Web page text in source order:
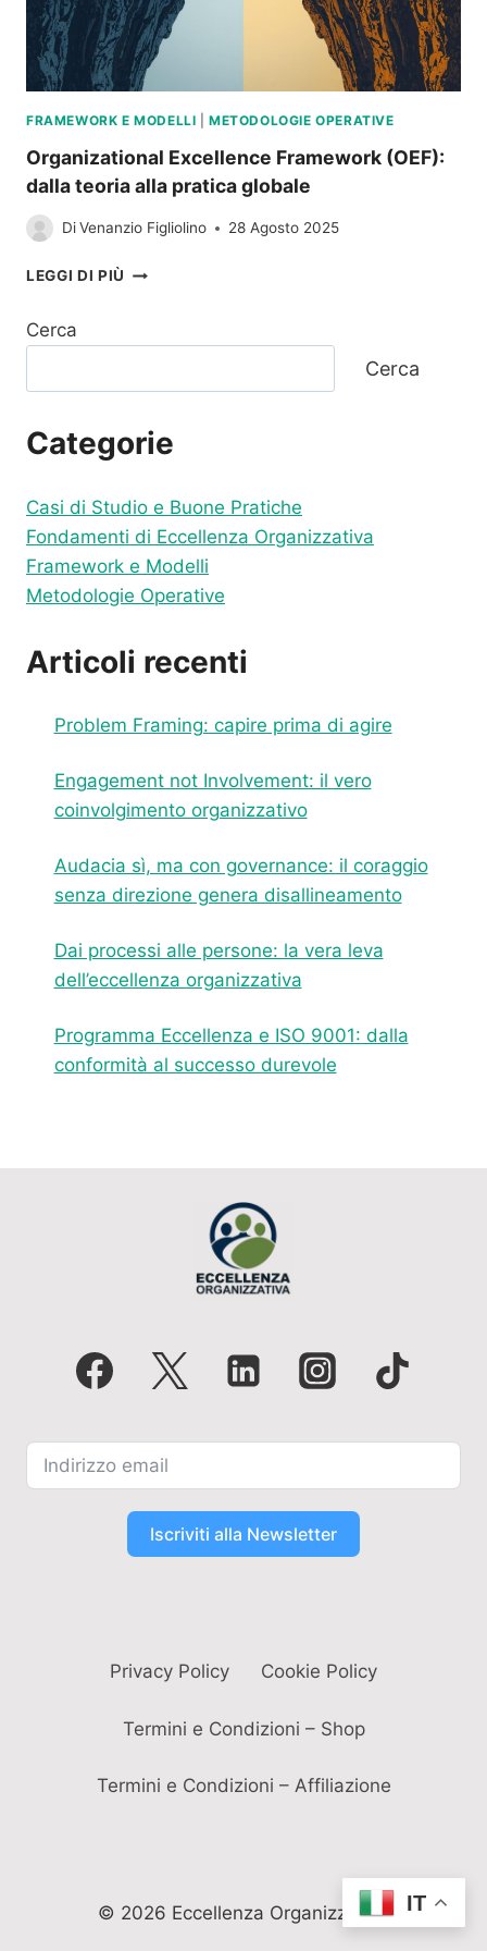
FRAMEWORK E MODELLI |METODOLOGIE OPERATIVE
Organizational Excellence Framework (OEF):
dalla teoria alla pratica globale
DiVenanzio Figliolino 28 Agosto 2025
LEGGI DI PIÙ ORGANIZATIONAL
PRATICA
GLOBALE
Cerca
Cerca
Categorie
Casi di Studio e Buone Pratiche
Fondamenti di Eccellenza Organizzativa
Framework e Modelli
Metodologie Operative
Articoli recenti
Problem Framing: capire prima di agire
Engagement not Involvement: il vero
coinvolgimento organizzativo
Audacia sì, ma con governance: il coraggio
senza direzione genera disallineamento
Dai processi alle persone: la vera leva
dell’eccellenza organizzativa
Programma Eccellenza e ISO 9001: dalla
conformità al successo durevole
Iscriviti alla Newsletter
Privacy Policy Cookie Policy
Termini e Condizioni – Shop
Termini e Condizioni – Affiliazione
© 2026 Eccellenza Organizzativa IT